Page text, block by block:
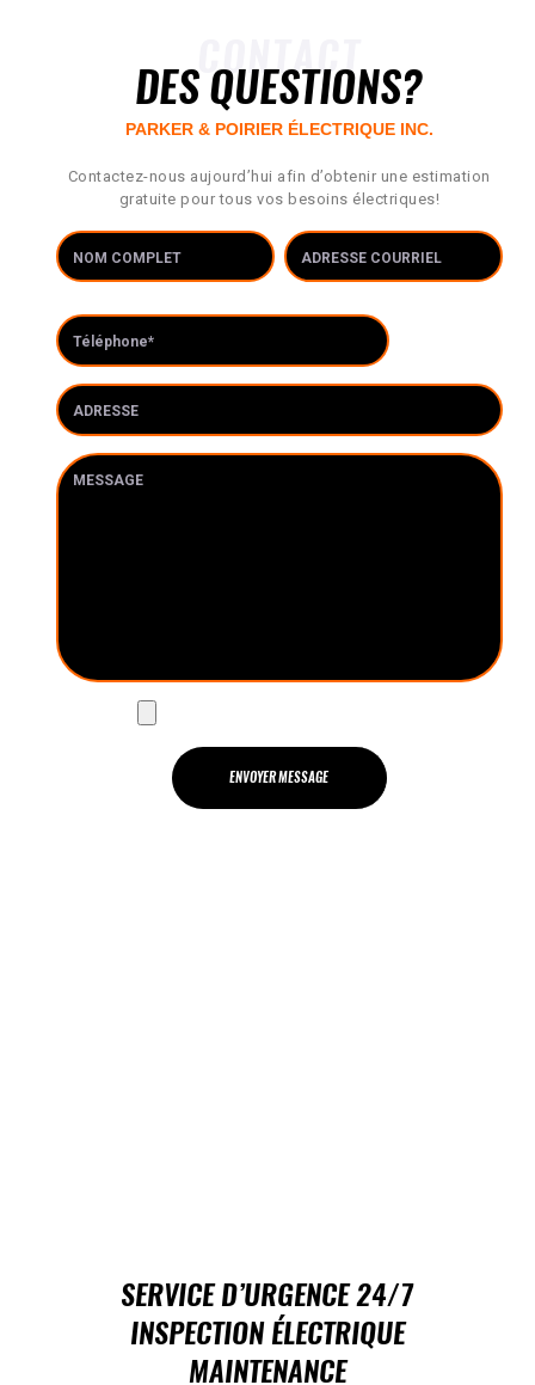
CONTACT
DES QUESTIONS?
PARKER & POIRIER ÉLECTRIQUE INC.
Contactez-nous aujourd’hui afin d’obtenir une estimation
gratuite pour tous vos besoins électriques!
SERVICE D’URGENCE 24/7
INSPECTION ÉLECTRIQUE
MAINTENANCE